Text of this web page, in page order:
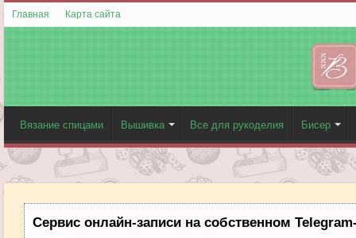
Главная Карта сайта
Вязание спицами Вышивка Все для рукоделия Бисер
Сервис онлайн-записи на собственном